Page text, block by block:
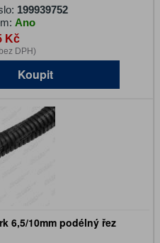
199939752
Ano
Kč
DPH)
Koupit
6,5/10mm podélný řez